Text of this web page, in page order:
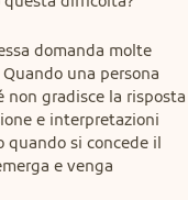
domanda molte
una persona
non gradisce la risposta
e interpretazioni
si concede il
e venga